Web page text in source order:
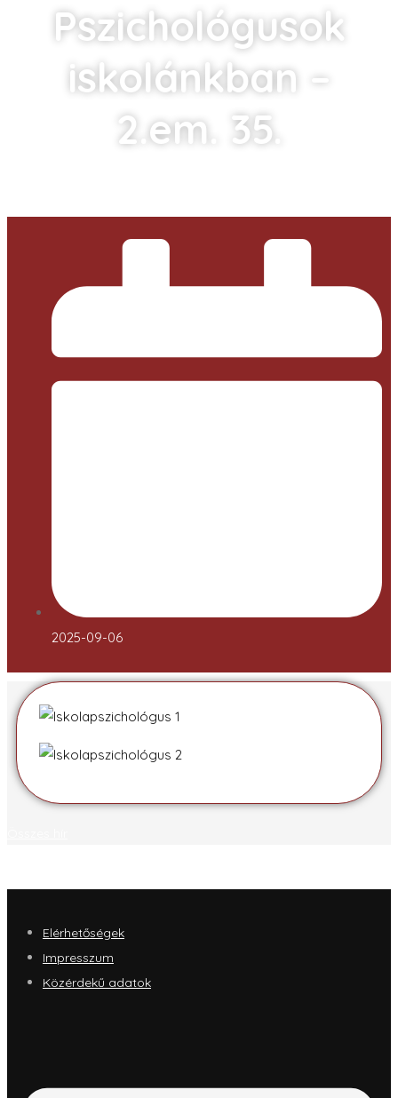
Pszichológusok
iskolánkban –
2.em. 35.
2025-09-06
Elérhetőségek
Impresszum
Közérdekű adatok